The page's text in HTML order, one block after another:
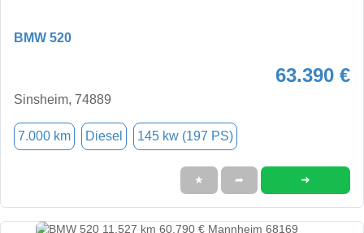
BMW 520
63.390 €
Sinsheim, 74889
7.000 km Diesel 145 kw (197 PS)
★ ➦ ➜